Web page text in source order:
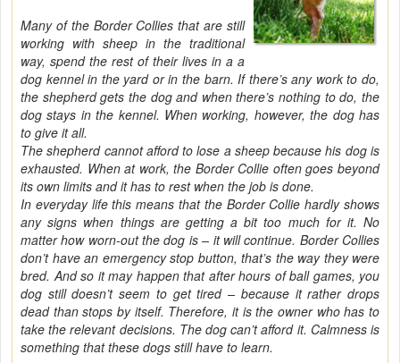
Many of the Border Collies that are still
working with sheep in the traditional
way, spend the rest of their lives in a a
dog kennel in the yard or in the barn. If there’s any work to do,
the shepherd gets the dog and when there’s nothing to do, the
dog stays in the kennel. When working, however, the dog has
to give it all.
The shepherd cannot afford to lose a sheep because his dog is
exhausted. When at work, the Border Collie often goes beyond
its own limits and it has to rest when the job is done.
In everyday life this means that the Border Collie hardly shows
any signs when things are getting a bit too much for it. No
matter how worn-out the dog is – it will continue. Border Collies
don’t have an emergency stop button, that’s the way they were
bred. And so it may happen that after hours of ball games, you
dog still doesn’t seem to get tired – because it rather drops
dead than stops by itself. Therefore, it is the owner who has to
take the relevant decisions. The dog can’t afford it. Calmness is
something that these dogs still have to learn.